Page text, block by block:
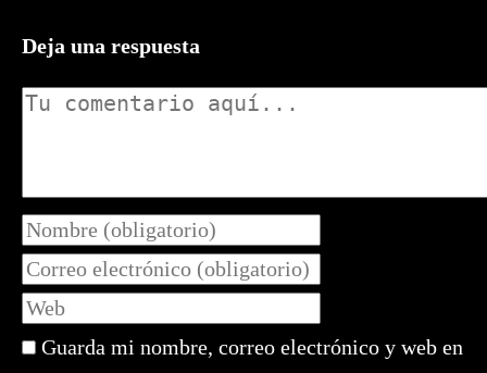
Deja una respuesta
Comentario
Introduce
tu
nombre
o
de
Introduce
tu
dirección
de
Introduce
la
URLGuarda mi nombre, correo electrónico y web en